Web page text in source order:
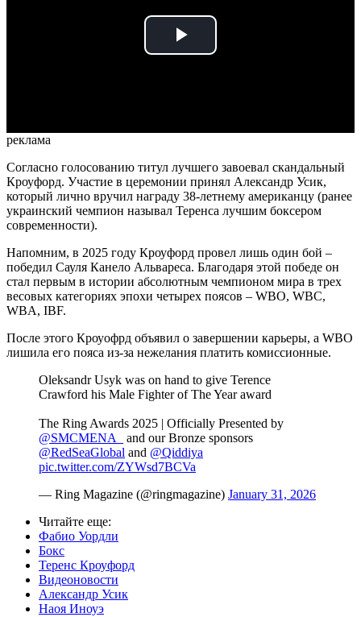
Play
реклама
Согласно голосованию титул лучшего завоевал скандальный
Кроуфорд. Участие в церемонии принял Александр Усик,
который лично вручил награду 38-летнему американцу (ранее
украинский чемпион называл Теренса лучшим боксером
современности).
Напомним, в 2025 году Кроуфорд провел лишь один бой –
победил Сауля Канело Альвареса. Благодаря этой победе он
стал первым в истории абсолютным чемпионом мира в трех
весовых категориях эпохи четырех поясов – WBO, WBC,
WBA, IBF.
После этого Кроуофрд объявил о завершении карьеры, а WBO
лишила его пояса из-за нежелания платить комиссионные.
Oleksandr Usyk was on hand to give Terence
Crawford his Male Fighter of The Year award ️
The Ring Awards 2025 | Officially Presented by
@SMCMENA_
and our Bronze sponsors
@RedSeaGlobal and @Qiddiya
pic.twitter.com/ZYWsd7BCVa
— Ring Magazine (@ringmagazine) January 31, 2026
Читайте еще:
Фабио Уордли
Бокс
Теренс Кроуфорд
Видеоновости
Александр Усик
Наоя Иноуэ